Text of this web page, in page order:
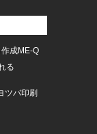
成ME-Q
る
ツバ印刷